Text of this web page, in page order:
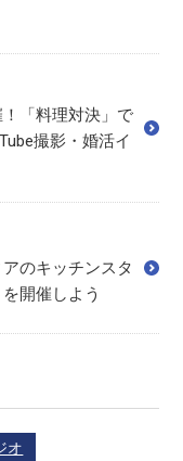
「料理対決」で
撮影・婚活イ
のキッチンスタ
開催しよう
オ